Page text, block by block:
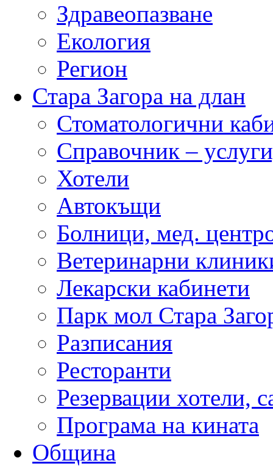
Здравеопазване
Екология
Регион
Стара Загора на длан
Стоматологични
Справочник –
Хотели
Автокъщи
Болници, мед.
Ветеринарни
Лекарски кабинети
Парк мол Стара
Разписания
Ресторанти
Резервации хотели,
Програма на кината
Община